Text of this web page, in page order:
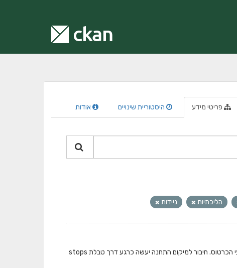
פריטי מידע היסטוריית שינויים אודות
הליכתיות ניידות
המאגר מציג את כמות התיקופים שבוצעו בתחבורה הציבורית ברמת תחנה בכל אמצעי הכרטוס. חיבור למיקום התחנה יעשה כרגע דרך טבלת stops